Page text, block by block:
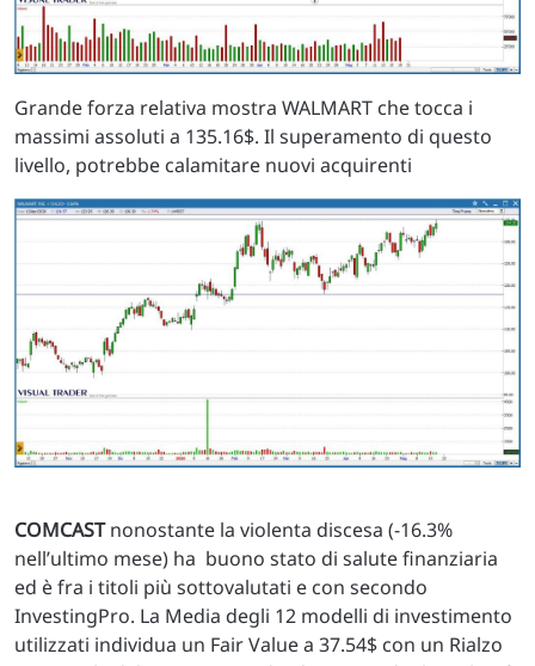
Grande forza relativa mostra WALMART che tocca i
massimi assoluti a 135.16$. Il superamento di questo
livello, potrebbe calamitare nuovi acquirenti
COMCASTnonostante la violenta discesa (-16.3%
nell’ultimo mese) ha buono stato di salute finanziaria
ed è fra i titoli più sottovalutati e con secondo
InvestingPro. La Media degli 12 modelli di investimento
utilizzati individua un Fair Value a 37.54$ con un Rialzo